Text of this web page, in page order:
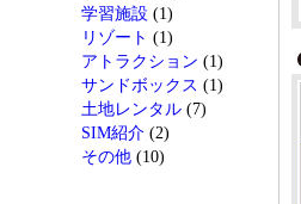
学習施設 (1)
リゾート (1)
アトラクション (1)
サンドボックス (1)
土地レンタル (7)
SIM紹介 (2)
その他 (10)